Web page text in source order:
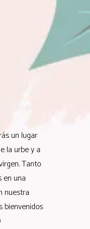
un lugar
la urbe y a
Tanto
en una
nuestra
bienvenidos